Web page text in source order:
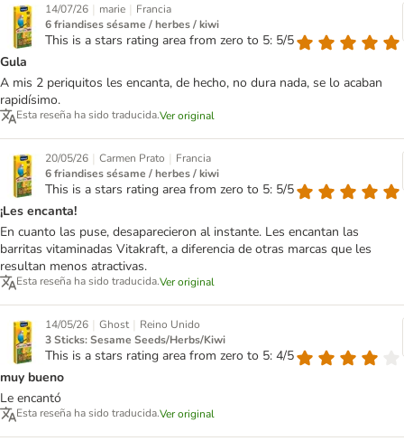
14/07/26 | marie | Francia
6 friandises sésame / herbes / kiwi
This is a stars rating area from zero to 5: 5/5
Gula
A mis 2 periquitos les encanta, de hecho, no dura nada, se lo acaban
rapidísimo.
Esta reseña ha sido traducida.Ver original
20/05/26 | Carmen Prato | Francia
6 friandises sésame / herbes / kiwi
This is a stars rating area from zero to 5: 5/5
¡Les encanta!
En cuanto las puse, desaparecieron al instante. Les encantan las
barritas vitaminadas Vitakraft, a diferencia de otras marcas que les
resultan menos atractivas.
Esta reseña ha sido traducida.Ver original
14/05/26 | Ghost | Reino Unido
3 Sticks: Sesame Seeds/Herbs/Kiwi
This is a stars rating area from zero to 5: 4/5
muy bueno
Le encantó
Esta reseña ha sido traducida.Ver original